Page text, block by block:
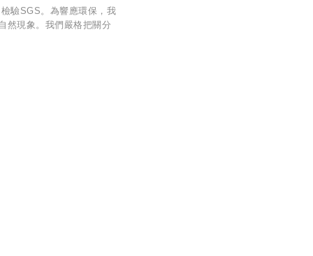
驗SGS。為響應環保，我
然現象。我們嚴格把關分